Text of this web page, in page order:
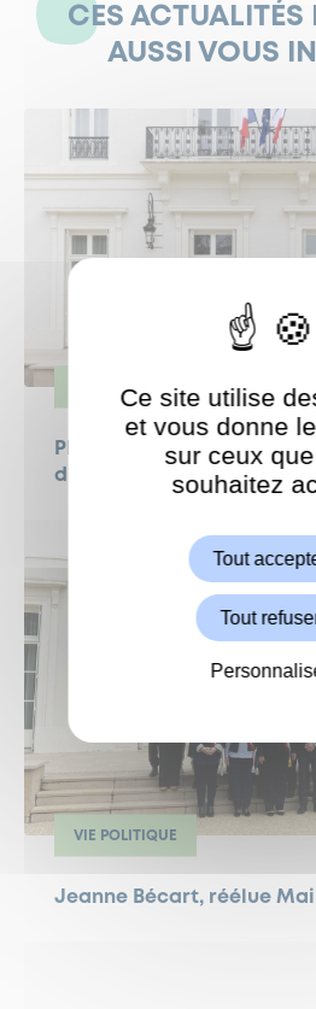
CES ACTUALITÉS
AUSSI VOUS
VIE POLITIQUE
Plongez au cœur du
d’installation
VIE POLITIQUE
Jeanne Bécart, réélue
ShareThis est
Ce site utilise
et vous donne
sur ceux
souhaitez
Tout
Tout